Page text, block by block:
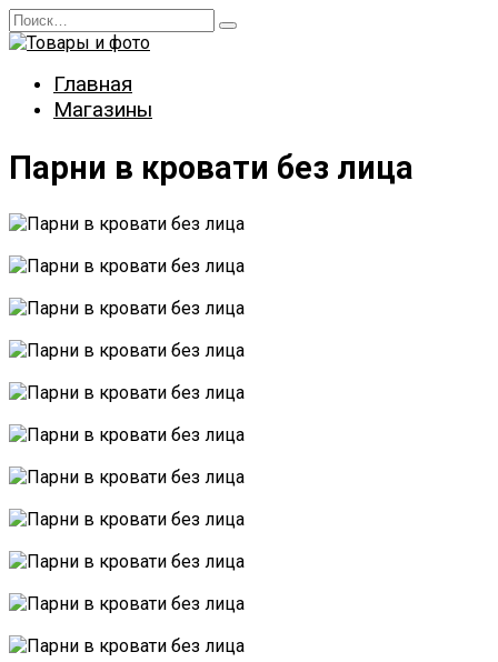
Перейти
к
Search
for:
Главная
Магазины
Парни в кровати без лица